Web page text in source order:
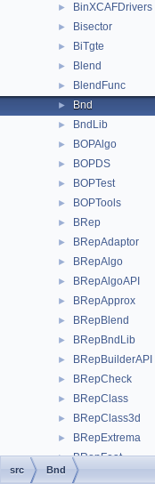
► BinXCAFDrivers
► Bisector
► BiTgte
► Blend
► BlendFunc
► Bnd
► BndLib
► BOPAlgo
► BOPDS
► BOPTest
► BOPTools
► BRep
► BRepAdaptor
► BRepAlgo
► BRepAlgoAPI
► BRepApprox
► BRepBlend
► BRepBndLib
► BRepBuilderAPI
► BRepCheck
► BRepClass
► BRepClass3d
► BRepExtrema
► BRepFeat
► BRepFill
src Bnd